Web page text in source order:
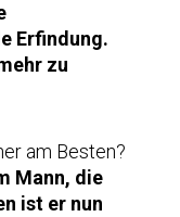
Erfindung.
zu
am Besten?
Mann, die
ist er nun